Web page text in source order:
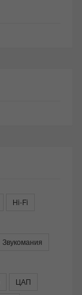
Hi-Fi
Звукомания
ЦАП